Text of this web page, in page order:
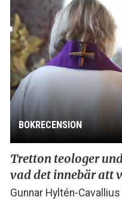
BOKRECENSION
Tretton teologer
vad det innebär att
Gunnar Hyltén-